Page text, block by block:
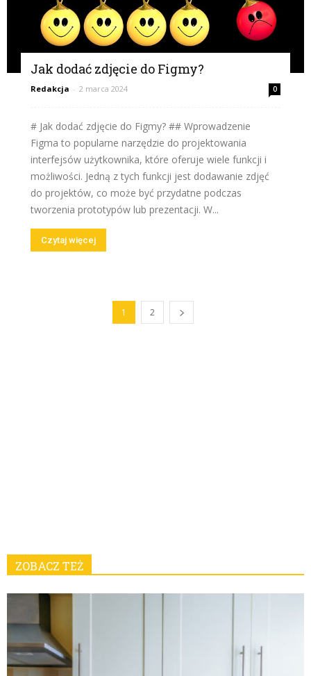
Jak dodać zdjęcie do Figmy?
Redakcja - 2 marca 2024 0
# Jak dodać zdjęcie do Figmy? ## Wprowadzenie
Figma to popularne narzędzie do projektowania
interfejsów użytkownika, które oferuje wiele funkcji i
możliwości. Jedną z tych funkcji jest dodawanie zdjęć
do projektów, co może być przydatne podczas
tworzenia prototypów lub prezentacji. W...
Czytaj więcej
1 2
ZOBACZ TEŻ